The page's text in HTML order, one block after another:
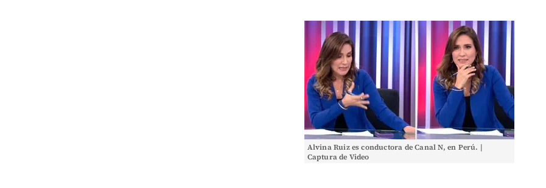
Alvina Ruiz es conductora de Canal N, en Perú. |
Captura de Video